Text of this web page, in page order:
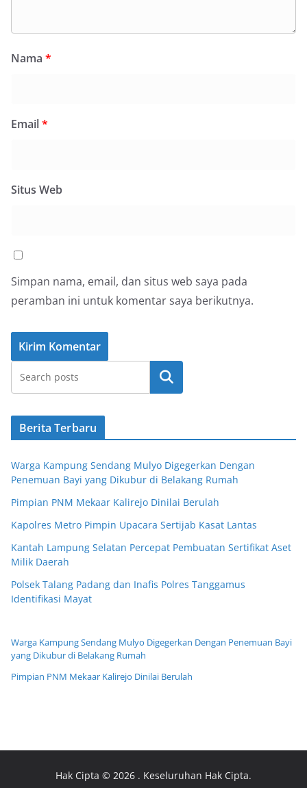
Nama *
Email*
Situs Web
Simpan nama, email, dan situs web saya pada
peramban ini untuk komentar saya berikutnya.
Cari
Berita Terbaru
Warga Kampung Sendang Mulyo Digegerkan Dengan
Penemuan Bayi yang Dikubur di Belakang Rumah
Pimpian PNM Mekaar Kalirejo Dinilai Berulah
Kapolres Metro Pimpin Upacara Sertijab Kasat Lantas
Kantah Lampung Selatan Percepat Pembuatan Sertifikat Aset
Milik Daerah
Polsek Talang Padang dan Inafis Polres Tanggamus
Identifikasi Mayat
Warga Kampung Sendang Mulyo Digegerkan Dengan Penemuan Bayi
yang Dikubur di Belakang Rumah
Pimpian PNM Mekaar Kalirejo Dinilai Berulah
Hak Cipta © 2026 . Keseluruhan Hak Cipta.